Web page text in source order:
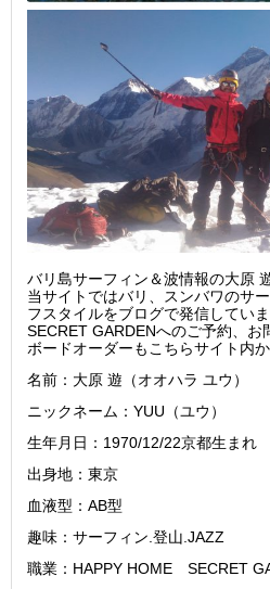
バリ島サーフィン＆波情報の大原
当サイトではバリ、スンバワのサ
フスタイルをブログで発信してい
SECRET GARDENへのご予約、お
ボードオーダーもこちらサイト内か
名前：大原 遊（オオハラ ユウ）
ニックネーム：YUU（ユウ）
生年月日：1970/12/22京都生まれ
出身地：東京
血液型：AB型
趣味：サーフィン.登山.JAZZ
職業：HAPPY HOME SECRET